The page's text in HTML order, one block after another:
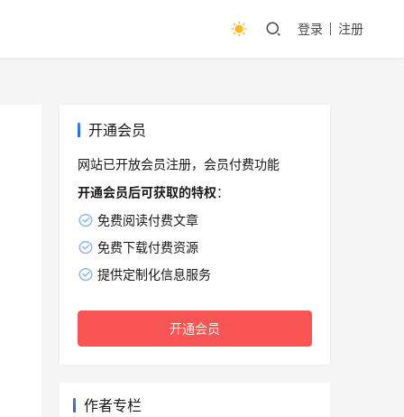
登录 注册
开通会员
网站已开放会员注册，会员付费功能
开通会员后可获取的特权：
免费阅读付费文章
免费下载付费资源
提供定制化信息服务
开通会员
作者专栏